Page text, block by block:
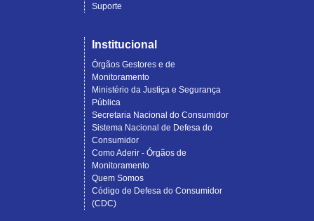
Suporte
Institucional
Órgãos Gestores e de
Monitoramento
Ministério da Justiça e Segurança
Pública
Secretaria Nacional do Consumidor
Sistema Nacional de Defesa do
Consumidor
Como Aderir - Órgãos de
Monitoramento
Quem Somos
Código de Defesa do Consumidor
(CDC)